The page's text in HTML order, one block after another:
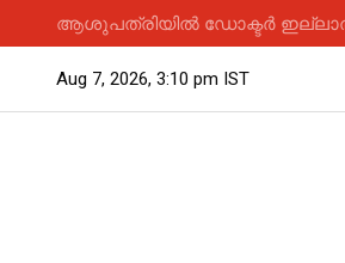
ആശുപത്രിയിൽ ഡോക്ടർ
Aug 7, 2026, 3:10 pm IST